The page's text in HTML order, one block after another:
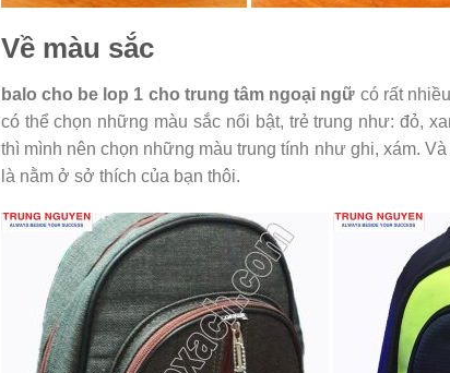
Về màu sắc
balo cho be lop 1 cho trung tâm ngoại ngữ có rất
có thể chọn những màu sắc nổi bật, trẻ trung như: đỏ,
thì mình nên chọn những màu trung tính như ghi, xám.
là nằm ở sở thích của bạn thôi.